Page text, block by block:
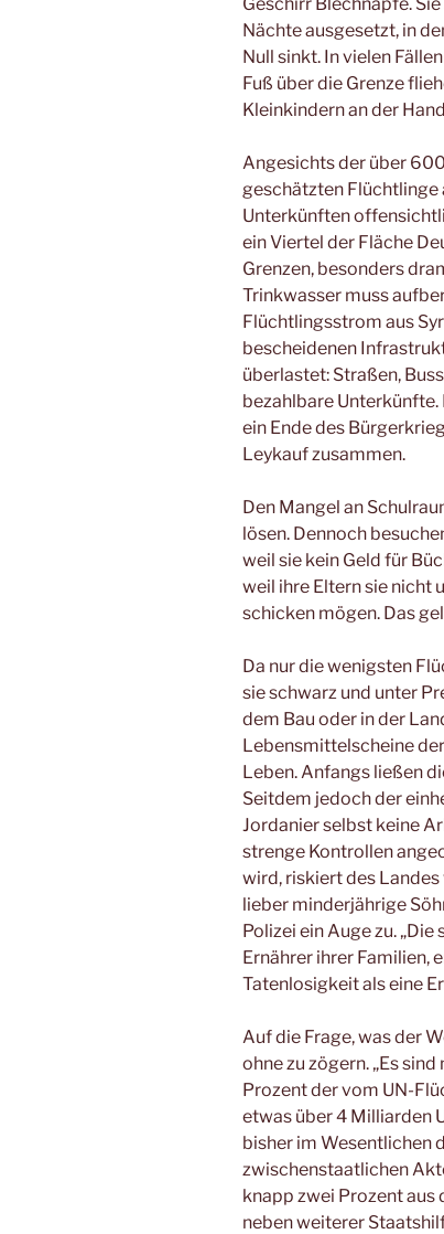
Nächte ausgesetzt, in
Null sinkt. In vielen
Fuß über die Grenze
Kleinkindern an der
Angesichts der über
geschätzten Flüchtlinge
Unterkünften
ein Viertel der Fläche
Grenzen, besonders
Trinkwasser muss
Flüchtlingsstrom aus
bescheidenen
überlastet: Straßen,
bezahlbare
ein Ende des
Leykauf zusammen.
Den Mangel an
lösen. Dennoch
weil sie kein Geld für
weil ihre Eltern sie nicht
schicken mögen. Das
Da nur die wenigsten
sie schwarz und unter
dem Bau oder in der
Lebensmittelscheine
Leben. Anfangs ließen
Seitdem jedoch der
Jordanier selbst keine
strenge Kontrollen
wird, riskiert des
lieber minderjährige
Polizei ein Auge zu.
Ernährer ihrer Familien,
Tatenlosigkeit als eine
Auf die Frage, was der
ohne zu zögern. „Es
Prozent der vom UN-
etwas über 4 Milliarden
bisher im Wesentlichen
zwischenstaatlichen
knapp zwei Prozent aus
neben weiterer